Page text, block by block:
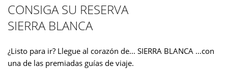
CONSIGA SU RESERVA
SIERRA BLANCA
¿Listo para ir? Llegue al corazón de... SIERRA BLANCA ...con
una de las premiadas guías de viaje.